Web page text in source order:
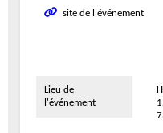
site de l'événement
Lieu de
l'événement